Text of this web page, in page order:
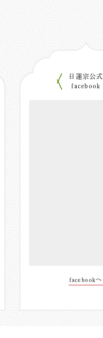
日蓮宗公式
facebook
facebookへ